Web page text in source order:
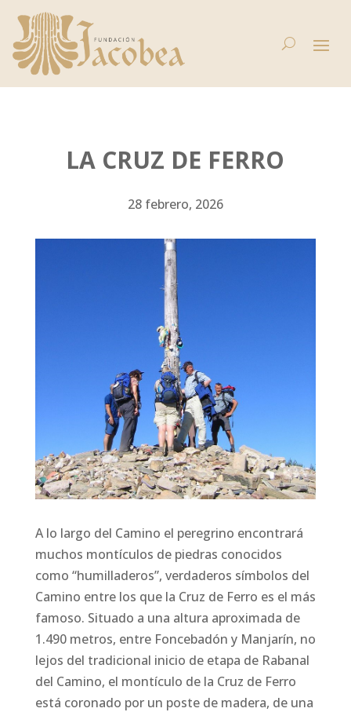
LA CRUZ DE FERRO
28 febrero, 2026
A lo largo del Camino el peregrino encontrará
muchos montículos de piedras conocidos
como “humilladeros”, verdaderos símbolos del
Camino entre los que la Cruz de Ferro es el más
famoso. Situado a una altura aproximada de
1.490 metros, entre Foncebadón y Manjarín, no
lejos del tradicional inicio de etapa de Rabanal
del Camino, el montículo de la Cruz de Ferro
está coronado por un poste de madera, de una